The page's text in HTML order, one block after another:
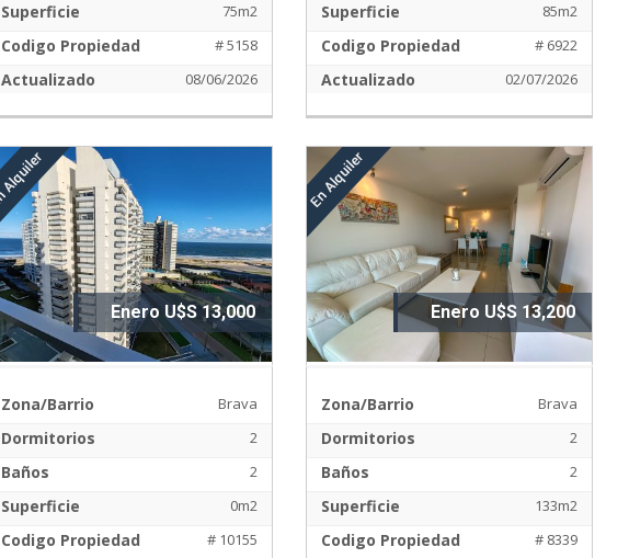
Superficie 75m2
Codigo Propiedad # 5158
Actualizado 08/06/2026
Superficie 85m2
Codigo Propiedad # 6922
Actualizado 02/07/2026
Enero U$S 13,000
Zona/Barrio Brava
Dormitorios 2
Baños 2
Superficie 0m2
Codigo Propiedad # 10155
Enero U$S 13,200
Zona/Barrio Brava
Dormitorios 2
Baños 2
Superficie 133m2
Codigo Propiedad # 8339